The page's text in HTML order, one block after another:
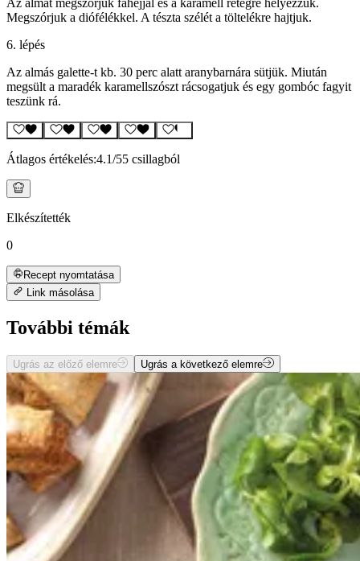
Az almát megszórjuk fahéjjal és a karamell rétegre helyezzük.
Megszórjuk a diófélékkel. A tészta szélét a töltelékre hajtjuk.
6. lépés
Az almás galette-t kb. 30 perc alatt aranybarnára sütjük. Miután
megsült a maradék karamellszószt rácsogatjuk és egy gombóc fagyit
teszünk rá.
Átlagos értékelés:4.1/55 csillagból
Elkészítették
0
Recept nyomtatása
Link másolása
További témák
Ugrás az előző elemre Ugrás a következő elemre